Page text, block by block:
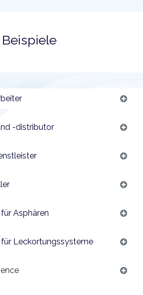
Beispiele
-distributor
Asphären
Leckortungssysteme